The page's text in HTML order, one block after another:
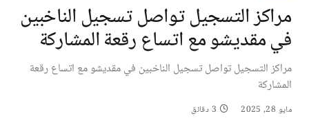
مراكز التسجيل تواصل تسجيل الناخبين
في مقديشو مع اتساع رقعة المشاركة
مراكز التسجيل تواصل تسجيل الناخبين في مقديشو مع اتساع رقعة
المشاركة
مايو 28, 2025 3 دقائق